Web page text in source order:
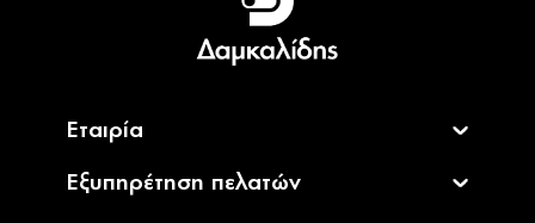
English
Εταιρία
Εξυπηρέτηση πελατών